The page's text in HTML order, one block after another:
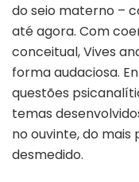
do seio materno –
até agora. Com
conceitual, Vives
forma audaciosa.
questões
temas
no ouvinte, do
desmedido.